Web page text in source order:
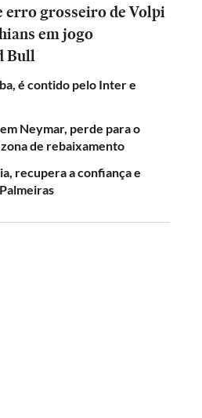
erro grosseiro de Volpi
em jogo
Bull
é contido pelo Inter e
Neymar, perde para o
de rebaixamento
recupera a confiança e